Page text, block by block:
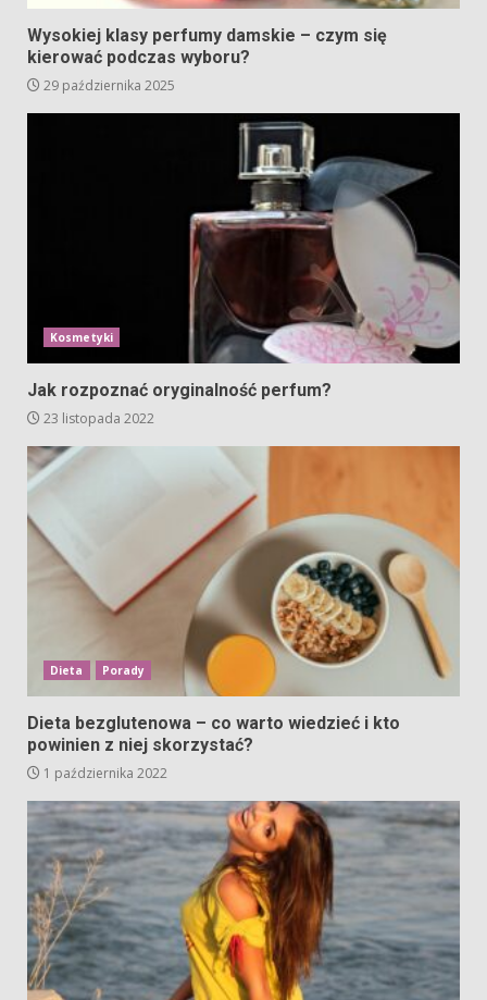
Wysokiej klasy perfumy damskie – czym się
kierować podczas wyboru?
29 października 2025
Kosmetyki
Jak rozpoznać oryginalność perfum?
23 listopada 2022
Dieta Porady
Dieta bezglutenowa – co warto wiedzieć i kto
powinien z niej skorzystać?
1 października 2022